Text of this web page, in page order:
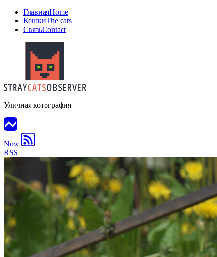
ГлавнаяHome
КошкиThe cats
СвязьContact
Уличная котография
Now
RSS